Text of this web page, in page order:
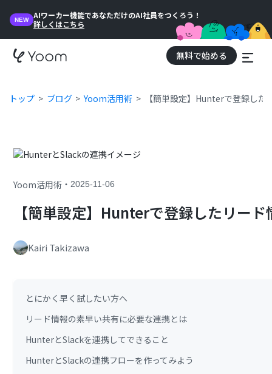
NEW
AIワーカー機能であなただけのAI社員をつくろう！
詳しくはこちら
無料で始める
トップ ブログ Yoom活用術 【簡単設定】Hunterで登録し
Yoom活用術 ・2025-11-06
【簡単設定】Hunterで登録したリー
Kairi Takizawa
とにかく早く試したい方へ
リード情報の素早い共有に必要な連携とは
HunterとSlackを連携してできること
HunterとSlackの連携フローを作ってみよう